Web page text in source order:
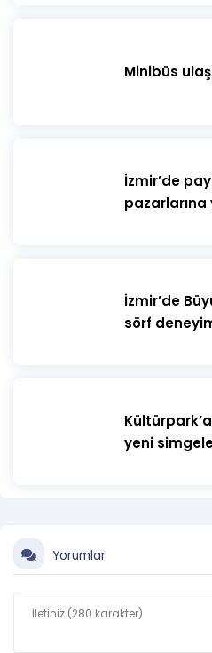
Minibüs
İzmir’de
İzmir’de
sörf
yeni
Yorumlar